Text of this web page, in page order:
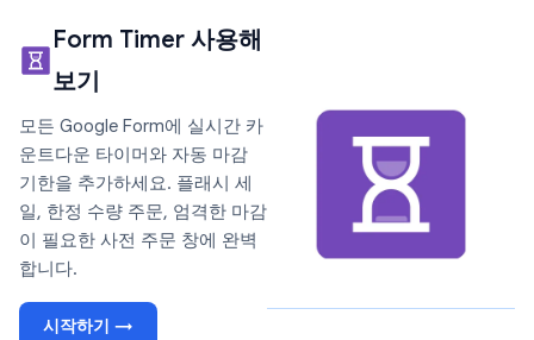
Form Timer 사용해
보기
모든 Google Form에 실시간 카
운트다운 타이머와 자동 마감
기한을 추가하세요. 플래시 세
일, 한정 수량 주문, 엄격한 마감
이 필요한 사전 주문 창에 완벽
합니다.
시작하기 →